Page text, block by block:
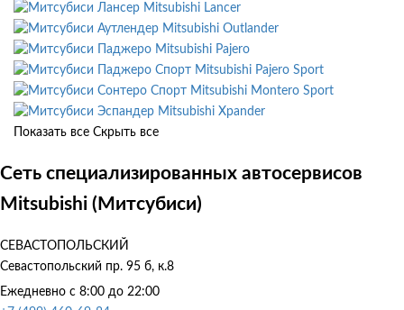
Mitsubishi Lancer
Mitsubishi Outlander
Mitsubishi Pajero
Mitsubishi Pajero Sport
Mitsubishi Montero Sport
Mitsubishi Xpander
Показать все Скрыть все
Сеть специализированных автосервисов
Mitsubishi (Митсубиси)
СЕВАСТОПОЛЬСКИЙ
Севастопольский пр. 95 б, к.8
Ежедневно с 8:00 до 22:00